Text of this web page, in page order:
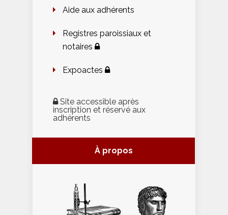
Aide aux adhérents
Registres paroissiaux et
notaires
Expoactes
Site accessible après
inscription et réservé aux
adhérents
À propos